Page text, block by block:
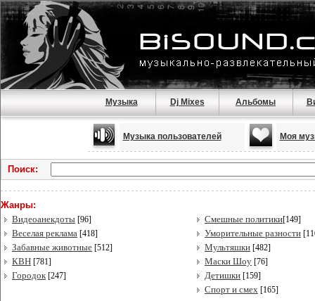
Музыка Dj Mixes Альбомы
Музыка пользователей Моя
Поиск:
Жанры:
Видеоанекдоты [96] Смешные политики[149]
Веселая реклама [418] Уморительные разности
Забавные животные [512] Мультяшки [482]
КВН [781] Маски Шоу [76]
Городок[247] Детишки [159]
Спорт и смех [165]